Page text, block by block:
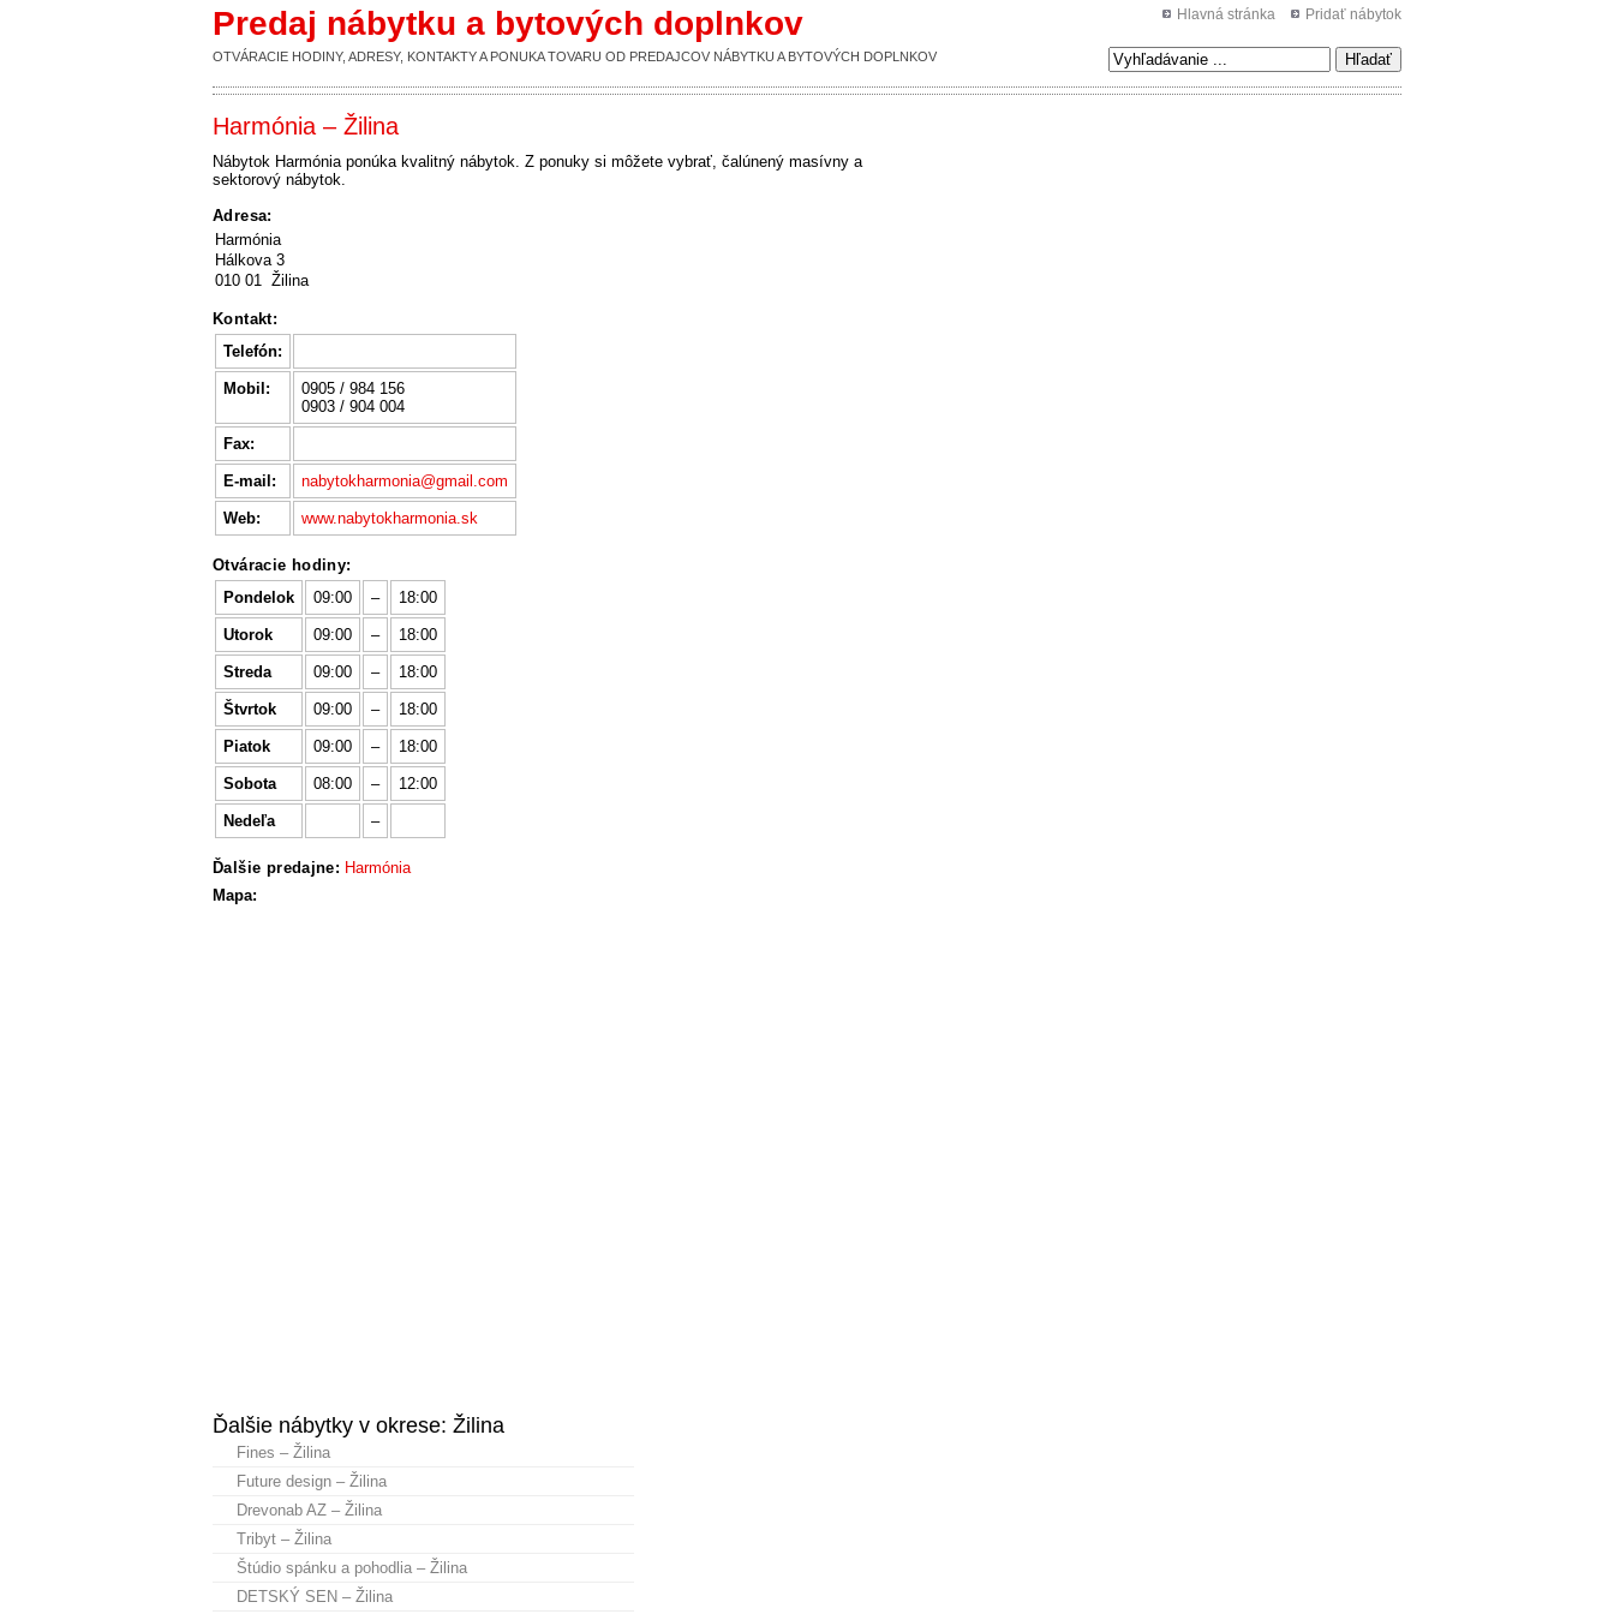
Predaj nábytku a bytových doplnkov
OTVÁRACIE HODINY, ADRESY, KONTAKTY A PONUKA TOVARU OD PREDAJCOV NÁBYTKU A BYTOVÝCH DOPLNKOV
Hlavná stránka Pridať nábytok
Harmónia – Žilina
Nábytok Harmónia ponúka kvalitný nábytok. Z ponuky si môžete vybrať, čalúnený masívny a
sektorový nábytok.
Adresa:
Harmónia
Hálkova 3
010 01 Žilina
Kontakt:
Telefón:
Mobil:
0905 / 984 156
0903 / 904 004
Fax:
E-mail: nabytokharmonia@gmail.com
Web: www.nabytokharmonia.sk
Otváracie hodiny:
Pondelok
09:00 – 18:00
Utorok 09:00 – 18:00
Streda 09:00 – 18:00
Štvrtok 09:00 – 18:00
Piatok 09:00 – 18:00
Sobota 08:00 – 12:00
Nedeľa –
Ďalšie predajne: Harmónia
Mapa:
Ďalšie nábytky v okrese: Žilina
Fines – Žilina
Future design – Žilina
Drevonab AZ – Žilina
Tribyt – Žilina
Štúdio spánku a pohodlia – Žilina
DETSKÝ SEN – Žilina